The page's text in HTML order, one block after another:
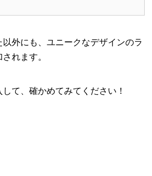
以外にも、ユニークなデザインのラ
れます。
て、確かめてみてください！